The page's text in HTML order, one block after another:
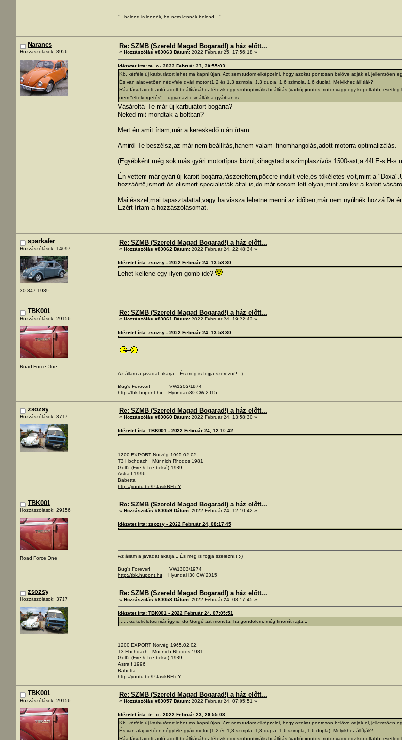
"...bolond is lennék, ha nem lennék bolond..."
Narancs
Hozzászólások: 8926
Re: SZMB (Szereld Magad Bogarad!) a ház előtt...
« Hozzászólás #80063 Dátum: 2022 Február 25, 17:56:18 »
Idézetet írta: te_o - 2022 Február 23, 20:55:03
Kb. kétféle új karburátort lehet ma kapni újan. Azt sem tudom elképzelni, hogy azokat pontosan belőve adják el, jellemzően
És van alapvetően négyféle gyári motor (1,2 és 1,3 szimpla, 1,3 dupla, 1,6 szimpla, 1,6 dupla). Melyikhez állítják?
Ráadásul adott autó adott beállításához létezik egy szuboptimális beállítás (vadiúj pontos motor vagy egy kopottabb,
nem "eltekergetés"... ugyanazt csinálták a gyárban is.
Vásároltál Te már új karburátort bogárra?
Neked mit mondtak a boltban?
Mert én amit írtam,már a kereskedő után írtam.
Amiről Te beszélsz,az már nem beállítás,hanem valami finomhangolás,adott motorra optimalizálás.
(Egyébként még sok más gyári motortípus közül,kihagytad a szimplaszívós 1500-ast,a 44LE-s,H-s
Én vettem már gyári új karbit bogárra,rászereltem,pöccre indult vele,és tökéletes volt,mint a
hozzáértő,ismert és elismert specialisták által is,de már sosem lett olyan,mint amikor a karbit
Mai ésszel,mai tapasztalattal,vagy ha vissza lehetne menni az időben,már nem nyúlnék hozzá.De
Ezért írtam a hozzászólásomat.
sparkafer
Hozzászólások: 14097
30-347-1939
Re: SZMB (Szereld Magad Bogarad!) a ház előtt...
« Hozzászólás #80062 Dátum: 2022 Február 24, 22:48:34 »
Idézetet írta: zsozsy - 2022 Február 24, 13:58:30
Lehet kellene egy ilyen gomb ide?
TBK001
Hozzászólások: 29156
Road Force One
Re: SZMB (Szereld Magad Bogarad!) a ház előtt...
« Hozzászólás #80061 Dátum: 2022 Február 24, 19:22:42 »
Idézetet írta: zsozsy - 2022 Február 24, 13:58:30
Az állam a javadat akarja... És meg is fogja szerezni!! :-)
Bug's Forever! VW1303/1974
http://tbk.hupont.hu Hyundai i30 CW 2015
zsozsy
Hozzászólások: 3717
Re: SZMB (Szereld Magad Bogarad!) a ház előtt...
« Hozzászólás #80060 Dátum: 2022 Február 24, 13:58:30 »
Idézetet írta: TBK001 - 2022 Február 24, 12:10:42
1200 EXPORT Norvég 1965.02.02.
T3 Hochdach Münnich Rhodos 1981
Golf2 (Fire & Ice belső) 1989
Astra f 1996
Babetta
http://youtu.be/PJasikRH-eY
TBK001
Hozzászólások: 29156
Road Force One
Re: SZMB (Szereld Magad Bogarad!) a ház előtt...
« Hozzászólás #80059 Dátum: 2022 Február 24, 12:10:42 »
Idézetet írta: zsozsy - 2022 Február 24, 08:17:45
Az állam a javadat akarja... És meg is fogja szerezni!! :-)
Bug's Forever! VW1303/1974
http://tbk.hupont.hu Hyundai i30 CW 2015
zsozsy
Hozzászólások: 3717
Re: SZMB (Szereld Magad Bogarad!) a ház előtt...
« Hozzászólás #80058 Dátum: 2022 Február 24, 08:17:45 »
Idézetet írta: TBK001 - 2022 Február 24, 07:05:51
...... ez tökéletes már így is, de Gergő azt mondta, ha gondolom, még finomít rajta...
1200 EXPORT Norvég 1965.02.02.
T3 Hochdach Münnich Rhodos 1981
Golf2 (Fire & Ice belső) 1989
Astra f 1996
Babetta
http://youtu.be/PJasikRH-eY
TBK001
Hozzászólások: 29156
Re: SZMB (Szereld Magad Bogarad!) a ház előtt...
« Hozzászólás #80057 Dátum: 2022 Február 24, 07:05:51 »
Idézetet írta: te_o - 2022 Február 23, 20:55:03
Kb. kétféle új karburátort lehet ma kapni újan. Azt sem tudom elképzelni, hogy azokat pontosan belőve adják el, jellemzően
És van alapvetően négyféle gyári motor (1,2 és 1,3 szimpla, 1,3 dupla, 1,6 szimpla, 1,6 dupla). Melyikhez állítják?
Ráadásul adott autó adott beállításához létezik egy szuboptimális beállítás (vadiúj pontos motor vagy egy kopottabb,